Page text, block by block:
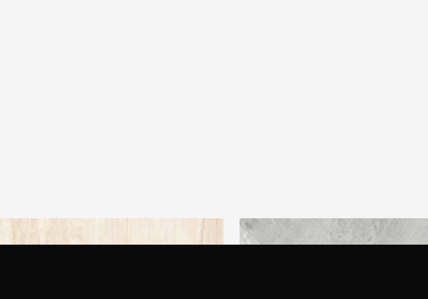
Ariostea Ultra Marmi Travertino Navona Ariostea Ultra Marmi Gris De Savoie